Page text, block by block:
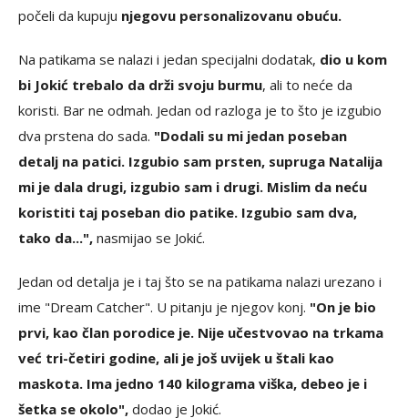
počeli da kupuju njegovu personalizovanu obuću.
Na patikama se nalazi i jedan specijalni dodatak, dio u kom
bi Jokić trebalo da drži svoju burmu, ali to neće da
koristi. Bar ne odmah. Jedan od razloga je to što je izgubio
dva prstena do sada. "Dodali su mi jedan poseban
detalj na patici. Izgubio sam prsten, supruga Natalija
mi je dala drugi, izgubio sam i drugi. Mislim da neću
koristiti taj poseban dio patike. Izgubio sam dva,
tako da...", nasmijao se Jokić.
Jedan od detalja je i taj što se na patikama nalazi urezano i
ime "Dream Catcher". U pitanju je njegov konj. "On je bio
prvi, kao član porodice je. Nije učestvovao na trkama
već tri-četiri godine, ali je još uvijek u štali kao
maskota. Ima jedno 140 kilograma viška, debeo je i
šetka se okolo", dodao je Jokić.